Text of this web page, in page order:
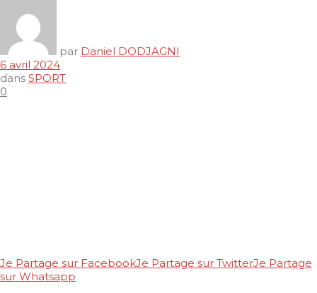
par Daniel DODJAGNI
6 avril 2024
dans SPORT
0
Je Partage sur FacebookJe Partage sur TwitterJe Partage
sur Whatsapp